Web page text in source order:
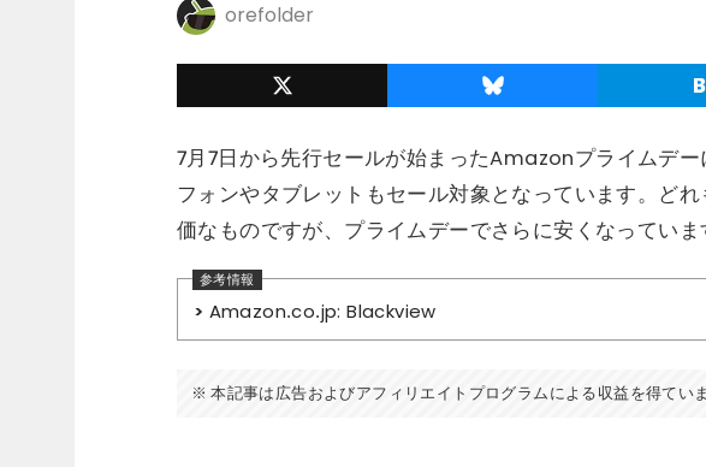
orefolder
7月7日から先行セールが始まったAmazonプライムデ
フォンやタブレットもセール対象となっています。ど
価なものですが、プライムデーでさらに安くなっていま
Amazon.co.jp: Blackview
本記事は広告およびアフィリエイトプログラムによる収益を得ていま